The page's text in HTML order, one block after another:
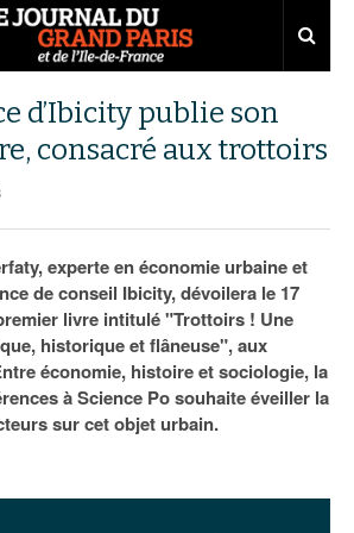
Paris
d’Ibicity publie son
consacré aux trottoirs
experte en économie urbaine et
de conseil Ibicity, dévoilera le 17
livre intitulé "Trottoirs ! Une
historique et flâneuse", aux
économie, histoire et sociologie, la
à Science Po souhaite éveiller la
sur cet objet urbain.